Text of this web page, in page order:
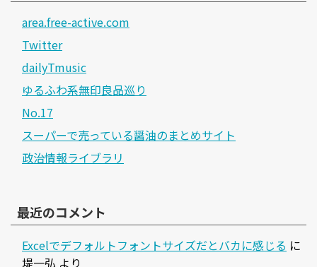
area.free-active.com
Twitter
dailyTmusic
ゆるふわ系無印良品巡り
No.17
スーパーで売っている醤油のまとめサイト
政治情報ライブラリ
最近のコメント
Excelでデフォルトフォントサイズだとバカに感じる に
堤一弘 より